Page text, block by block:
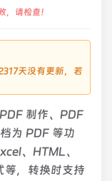
，请检查！
天没有更新，若
制作、PDF
为 PDF 等功
、HTML、
，转换时支持